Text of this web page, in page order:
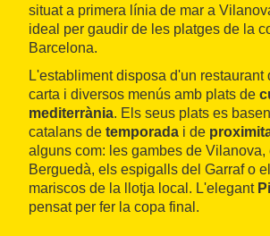
situat a primera línia de mar a
ideal per gaudir de les platges de la
Barcelona.
L'establiment disposa d'un restaurant
carta i diversos menús amb plats de
mediterrània. Els seus plats es
catalans de temporada i de
alguns com: les gambes de Vilanova,
Berguedà, els espigalls del Garraf o
mariscos de la llotja local. L'elegant
pensat per fer la copa final.